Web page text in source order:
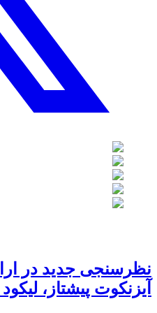
نظرسنجی جدید در
آیزنکوت پیشتاز،